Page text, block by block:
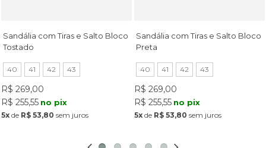
Sandália com Tiras e Salto Bloco
Tostado
40 41 42 43
R$ 269,00
R$ 255,55 no pix
5x de R$ 53,80 sem juros
Sandália com Tiras e Salto Bloco
Preta
40 41 42 43
R$ 269,00
R$ 255,55 no pix
5x de R$ 53,80 sem juros